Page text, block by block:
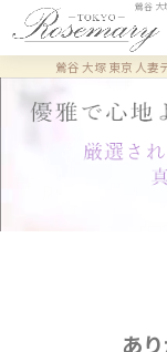
鶯谷 大
鶯谷 大塚 東京 人妻
あ